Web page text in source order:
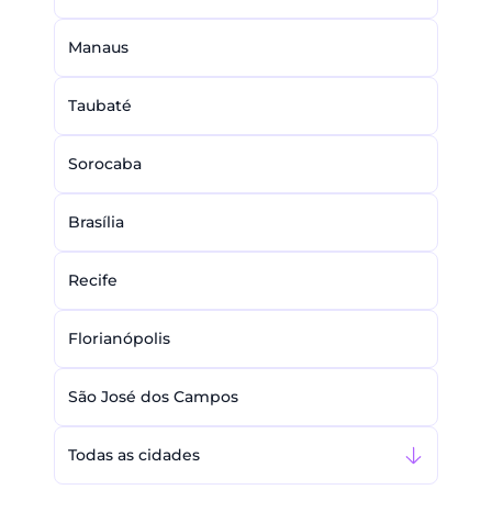
Manaus
Taubaté
Sorocaba
Brasília
Recife
Florianópolis
São José dos Campos
Todas as cidades